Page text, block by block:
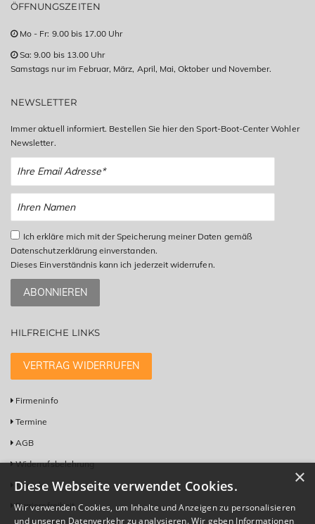
ÖFFNUNGSZEITEN
Mo - Fr: 9.00 bis 17.00 Uhr
Sa: 9.00 bis 13.00 Uhr
Samstags nur im Februar, März, April, Mai, Oktober und November.
NEWSLETTER
Immer aktuell informiert. Bestellen Sie hier den Sport-Boot-Center Wohler
Newsletter.
Ich erkläre mich mit der Speicherung meiner Daten gemäß
Datenschutzerklärung einverstanden.
Dieses Einverständnis kann ich jederzeit widerrufen.
ABONNIEREN
HILFREICHE LINKS
VERTRAG WIDERRUFEN
Firmeninfo
Termine
AGB
Widerrufsbelehrung
Kontakt
Barrierefreiheit
×
Diese Webseite verwendet Cookies.
Wir verwenden Cookies, um Inhalte und Anzeigen zu personalisieren
und unseren Datenverkehr zu analysieren. Wir geben Informationen